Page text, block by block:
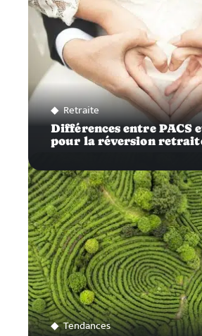
Retraite
Différences entre PACS
pour la réversion
Tendances